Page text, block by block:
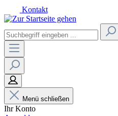
Kontakt
Menü schließen
Ihr Konto